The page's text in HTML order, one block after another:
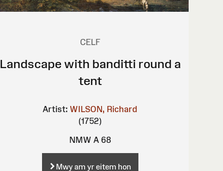
CELF
Landscape with banditti round a
tent
Artist: WILSON, Richard
(1752)
NMW A 68
Mwy am yr eitem hon